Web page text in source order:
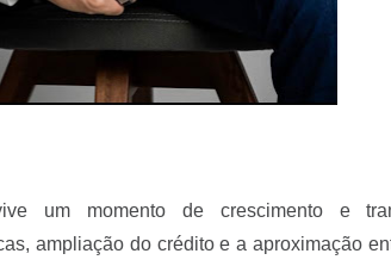
um momento de crescimento e
ampliação do crédito e a aproximação